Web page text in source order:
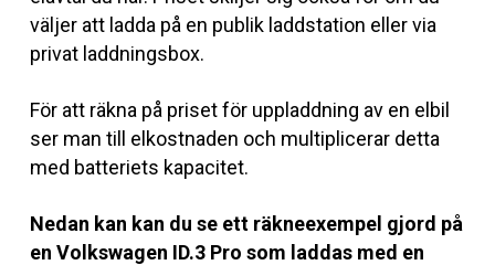
väljer att ladda på en publik laddstation eller via
privat laddningsbox.
För att räkna på priset för uppladdning av en elbil
ser man till elkostnaden och multiplicerar detta
med batteriets kapacitet.
Nedan kan kan du se ett räkneexempel gjord på
en Volkswagen ID.3 Pro som laddas med en